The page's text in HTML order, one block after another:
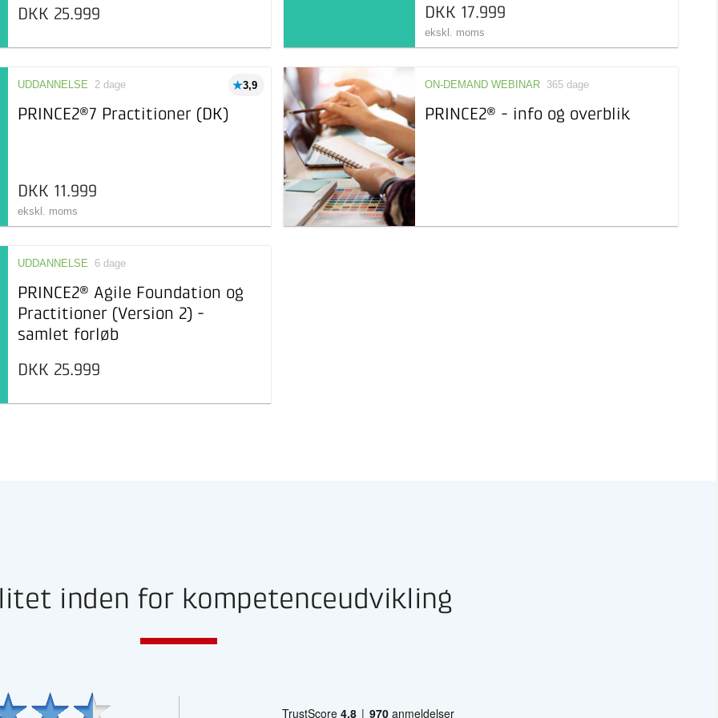
DKK 25.999 DKK 17.999
ekskl. moms
3,9
UDDANNELSE 2 dage
PRINCE2®7 Practitioner (DK)
DKK 11.999
ekskl. moms
ON-DEMAND WEBINAR 365 dage
PRINCE2® - info og overblik
UDDANNELSE 6 dage
PRINCE2® Agile Foundation og
Practitioner (Version 2) -
samlet forløb
DKK 25.999
inden for kompetenceudvikling